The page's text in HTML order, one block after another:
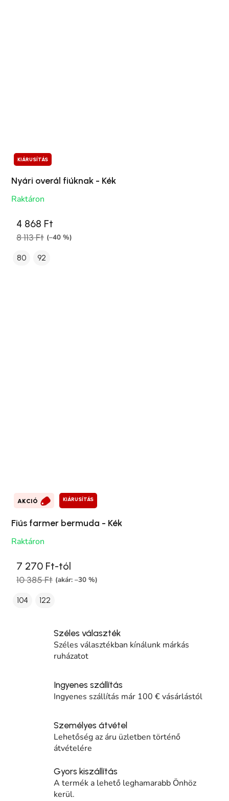
KIÁRUSÍTÁS
Nyári overál fiúknak - Kék
Raktáron
4 868 Ft
8 113 Ft (–40 %)
80 92
AKCIÓ KIÁRUSÍTÁS
Fiús farmer bermuda - Kék
Raktáron
7 270 Ft-tól
10 385 Ft (akár: –30 %)
104 122
Széles választék
Széles választékban kínálunk márkás
ruházatot
Ingyenes szállítás
Ingyenes szállítás már 100 € vásárlástól
Személyes átvétel
Lehetőség az áru üzletben történő
átvételére
Gyors kiszállítás
A termék a lehető leghamarabb Önhöz
kerül.